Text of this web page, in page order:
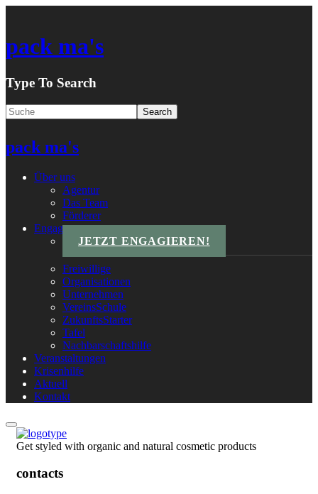
pack ma's
Type To Search
pack ma's
Über uns
Agentur
Das Team
Förderer
Engagements
JETZT ENGAGIEREN!
Freiwillige
Organisationen
Unternehmen
VereinsSchule
ZukunftsStarter
Tafel
Nachbarschaftshilfe
Veranstaltungen
Krisenhilfe
Aktuell
Kontakt
Get styled with organic and natural cosmetic products
contacts